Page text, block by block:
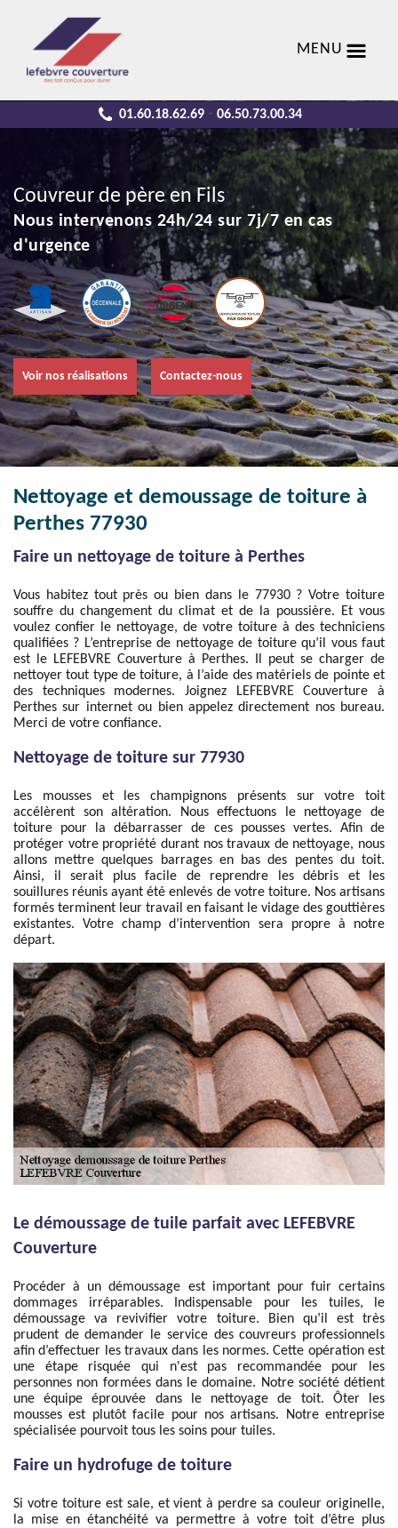
MENU
01.60.18.62.69 - 06.50.73.00.34
Couvreur de père en Fils
Nous intervenons 24h/24 sur 7j/7 en cas
d'urgence
Voir nos réalisations Contactez-nous
Nettoyage et demoussage de toiture à
Perthes 77930
Faire un nettoyage de toiture à Perthes
Vous habitez tout près ou bien dans le 77930 ? Votre toiture
souffre du changement du climat et de la poussière. Et vous
voulez confier le nettoyage, de votre toiture à des techniciens
qualifiées ? L’entreprise de nettoyage de toiture qu’il vous faut
est le LEFEBVRE Couverture à Perthes. Il peut se charger de
nettoyer tout type de toiture, à l’aide des matériels de pointe et
des techniques modernes. Joignez LEFEBVRE Couverture à
Perthes sur internet ou bien appelez directement nos bureau.
Merci de votre confiance.
Nettoyage de toiture sur 77930
Les mousses et les champignons présents sur votre toit
accélèrent son altération. Nous effectuons le nettoyage de
toiture pour la débarrasser de ces pousses vertes. Afin de
protéger votre propriété durant nos travaux de nettoyage, nous
allons mettre quelques barrages en bas des pentes du toit.
Ainsi, il serait plus facile de reprendre les débris et les
souillures réunis ayant été enlevés de votre toiture. Nos artisans
formés terminent leur travail en faisant le vidage des gouttières
existantes. Votre champ d’intervention sera propre à notre
départ.
Le démoussage de tuile parfait avec LEFEBVRE
Couverture
Procéder à un démoussage est important pour fuir certains
dommages irréparables. Indispensable pour les tuiles, le
démoussage va revivifier votre toiture. Bien qu’il est très
prudent de demander le service des couvreurs professionnels
afin d’effectuer les travaux dans les normes. Cette opération est
une étape risquée qui n'est pas recommandée pour les
personnes non formées dans le domaine. Notre société détient
une équipe éprouvée dans le nettoyage de toit. Ôter les
mousses est plutôt facile pour nos artisans. Notre entreprise
spécialisée pourvoit tous les soins pour tuiles.
Faire un hydrofuge de toiture
Si votre toiture est sale, et vient à perdre sa couleur originelle,
la mise en étanchéité va permettre à votre toit d’être plus